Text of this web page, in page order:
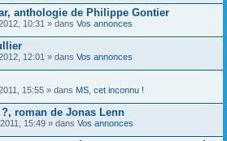
anthologie de Philippe Gontier
10:31 » dans Vos annonces
12:01 » dans Vos annonces
15:55 » dans MS, cet inconnu !
roman de Jonas Lenn
15:49 » dans Vos annonces